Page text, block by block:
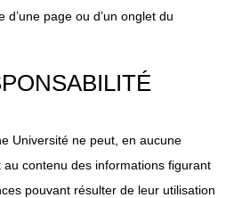
d’une page ou d’un onglet du
Université ne peut, en aucune
contenu des informations figurant
pouvant résulter de leur utilisation